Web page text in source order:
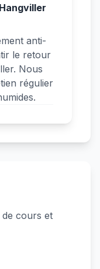
anti-
le retour
Nous
régulier
de cours et